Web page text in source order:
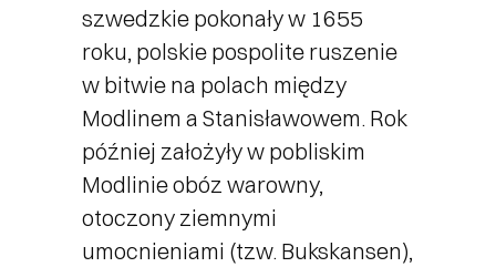
szwedzkie pokonały w 1655
roku, polskie pospolite ruszenie
w bitwie na polach między
Modlinem a Stanisławowem. Rok
później założyły w pobliskim
Modlinie obóz warowny,
otoczony ziemnymi
umocnieniami (tzw. Bukskansen),